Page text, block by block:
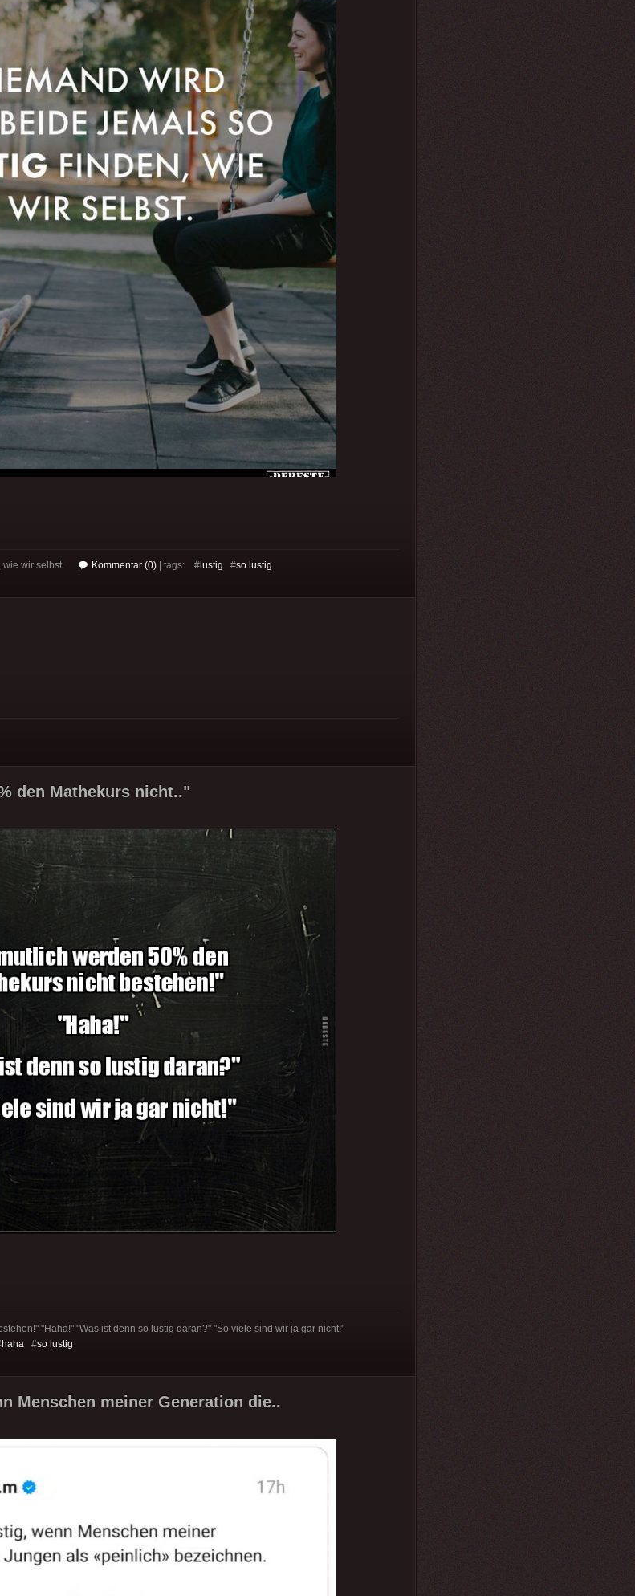
wie wir selbst. Kommentar (0) | tags: # lustig #so lustig
den Mathekurs nicht.."
"Haha!" "Was ist denn so lustig daran?" "So viele sind wir ja gar nicht!"
haha #so lustig
Menschen meiner Generation die..